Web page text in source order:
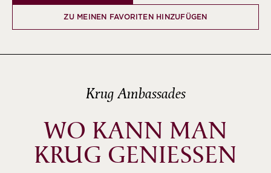
ZU MEINEN FAVORITEN HINZUFÜGEN
Krug Ambassades
WO KANN MAN
KRUG GENIESSEN